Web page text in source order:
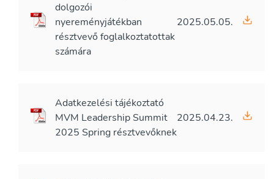
dolgozói
nyereményjátékban
résztvevő foglalkoztatottak
számára
2025.05.05.
Adatkezelési tájékoztató
MVM Leadership Summit
2025 Spring résztvevőknek
2025.04.23.